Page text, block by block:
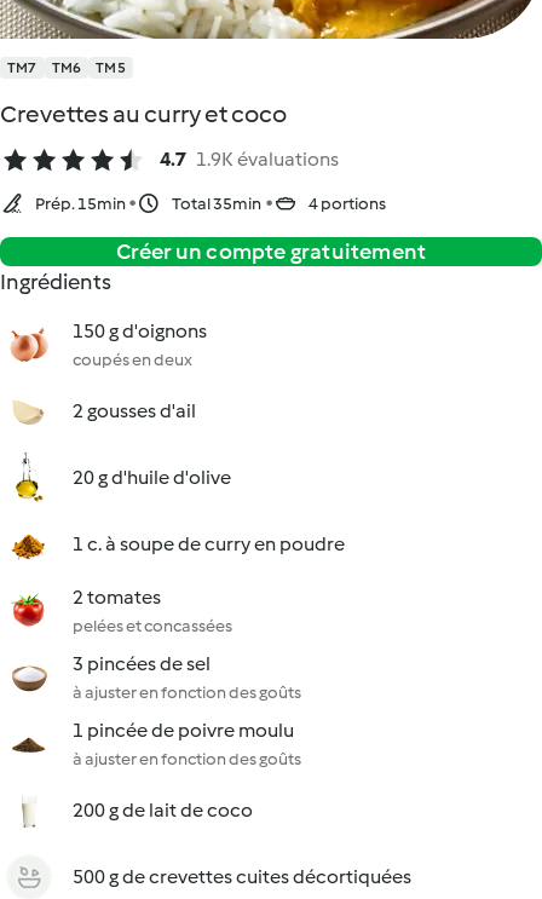
TM7 TM6 TM5
Crevettes au curry et coco
4.7 1.9K évaluations
Prép. 15min Total 35min 4 portions
Créer un compte gratuitement
Ingrédients
150 g d'oignons
coupés en deux
2 gousses d'ail
20 g d'huile d'olive
1 c. à soupe de curry en poudre
2 tomates
pelées et concassées
3 pincées de sel
à ajuster en fonction des goûts
1 pincée de poivre moulu
à ajuster en fonction des goûts
200 g de lait de coco
500 g de crevettes cuites décortiquées